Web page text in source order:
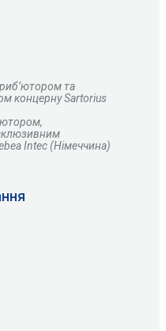
та
концерну Sartorius
Intec (Німеччина)